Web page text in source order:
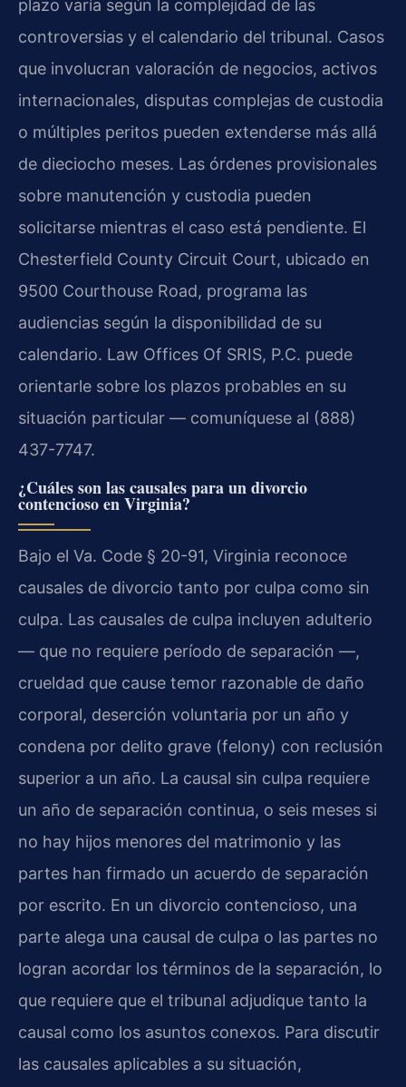
plazo varía según la complejidad de las
controversias y el calendario del tribunal. Casos
que involucran valoración de negocios, activos
internacionales, disputas complejas de custodia
o múltiples peritos pueden extenderse más allá
de dieciocho meses. Las órdenes provisionales
sobre manutención y custodia pueden
solicitarse mientras el caso está pendiente. El
Chesterfield County Circuit Court, ubicado en
9500 Courthouse Road, programa las
audiencias según la disponibilidad de su
calendario. Law Offices Of SRIS, P.C. puede
orientarle sobre los plazos probables en su
situación particular — comuníquese al (888)
437-7747.
¿Cuáles son las causales para un divorcio
contencioso en Virginia?
Bajo el Va. Code § 20-91, Virginia reconoce
causales de divorcio tanto por culpa como sin
culpa. Las causales de culpa incluyen adulterio
— que no requiere período de separación —,
crueldad que cause temor razonable de daño
corporal, deserción voluntaria por un año y
condena por delito grave (felony) con reclusión
superior a un año. La causal sin culpa requiere
un año de separación continua, o seis meses si
no hay hijos menores del matrimonio y las
partes han firmado un acuerdo de separación
por escrito. En un divorcio contencioso, una
parte alega una causal de culpa o las partes no
logran acordar los términos de la separación, lo
que requiere que el tribunal adjudique tanto la
causal como los asuntos conexos. Para discutir
las causales aplicables a su situación,